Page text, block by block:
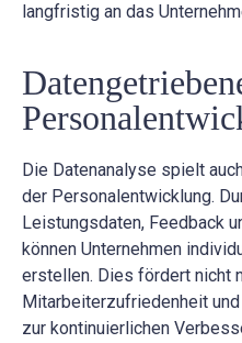
langfristig an das
Die Datenanalyse spielt
der Personalentwicklung.
Leistungsdaten, Feedback
können Unternehmen
erstellen. Dies fördert nicht
Mitarbeiterzufriedenheit
zur kontinuierlichen